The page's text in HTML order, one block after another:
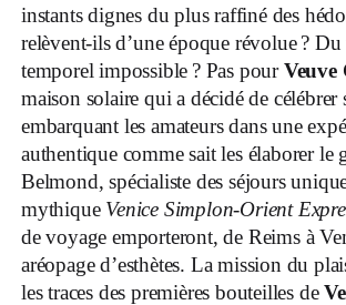
instants dignes du plus raffiné des
relèvent-ils d’une époque révolue ?
temporel impossible ? Pas pourVeuve
maison solaire qui a décidé de célébrer
embarquant les amateurs dans une
authentique comme sait les élaborer le
Belmond, spécialiste des séjours
mythiqueVenice Simplon-Orient
de voyage emporteront, de Reims à
aréopage d’esthètes. La mission du
les traces des premières bouteilles de